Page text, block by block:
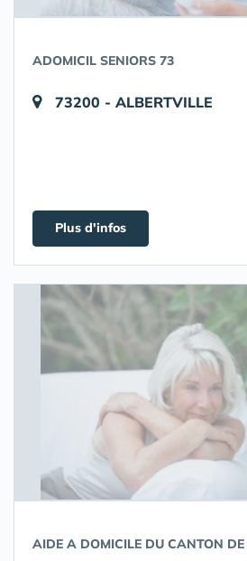
ADOMICIL SENIORS 73
73200 - ALBERTVILLE
Plus d'infos
AIDE A DOMICILE DU CANTON DE